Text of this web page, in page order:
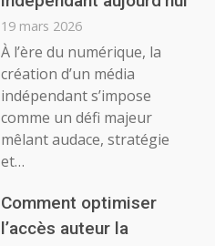
19 mars 2026
À l’ère du numérique, la
création d’un média
indépendant s’impose
comme un défi majeur
mêlant audace, stratégie
et…
Comment optimiser
l’accès auteur la